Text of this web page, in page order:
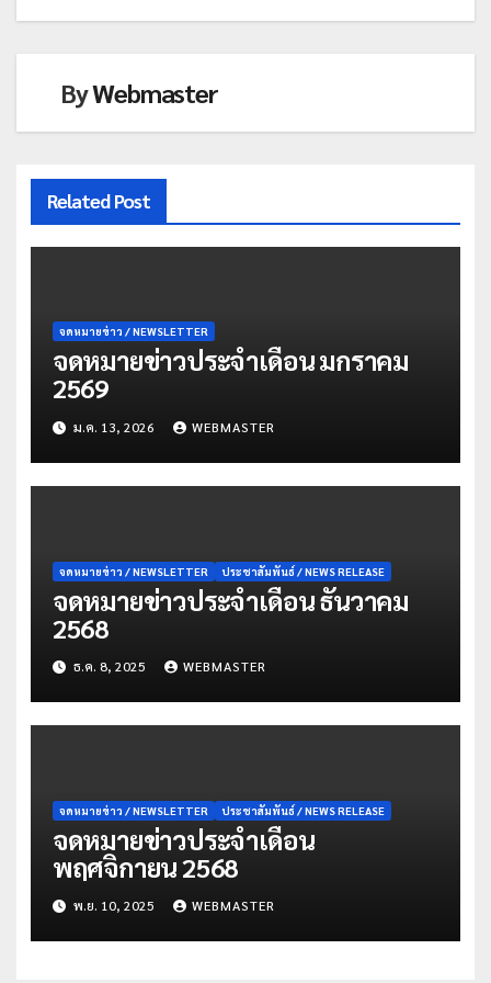
ByWebmaster
Related Post
จดหมายข่าว / NEWSLETTER
จดหมายข่าวประจำเดือน มกราคม
2569
ม.ค. 13, 2026 WEBMASTER
จดหมายข่าว / NEWSLETTER ประชาสัมพันธ์ / NEWS RELEASE
จดหมายข่าวประจำเดือน ธันวาคม
2568
ธ.ค. 8, 2025 WEBMASTER
จดหมายข่าว / NEWSLETTER ประชาสัมพันธ์ / NEWS RELEASE
จดหมายข่าวประจำเดือน
พฤศจิกายน 2568
พ.ย. 10, 2025 WEBMASTER